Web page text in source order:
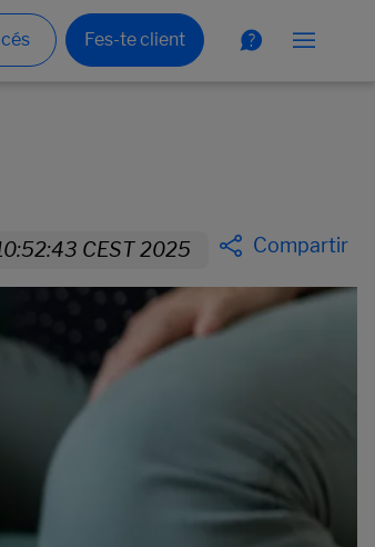
CEST 2025 Compartir